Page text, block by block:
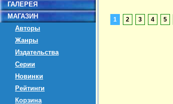
ГАЛЕРЕЯ
МАГАЗИН
Авторы
Жанры
Издательства
Серии
Новинки
Рейтинги
Корзина
1 2 3 4 5